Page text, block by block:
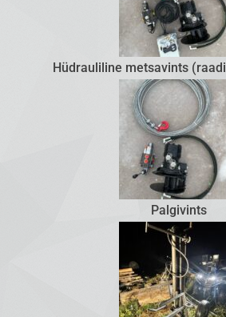
Hüdrauliline metsavints
Palgivints